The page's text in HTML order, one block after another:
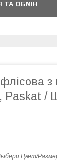
ТА ОБМІН
Paskat /
Цвет/